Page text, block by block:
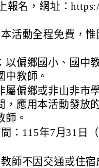
報名，網址：
活動全程免費，
以偏鄉國小、國中
中教師。
屬偏鄉或非山非市
，應用本活動發放
師。
：115年7月31日
師不因交通或住